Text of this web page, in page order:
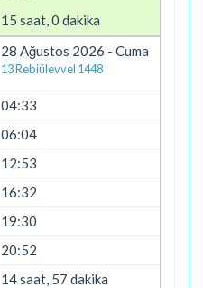
15 saat, 0 dakika
28 Ağustos 2026 - Cuma
13 Rebiülevvel 1448
04:33
06:04
12:53
16:32
19:30
20:52
14 saat, 57 dakika